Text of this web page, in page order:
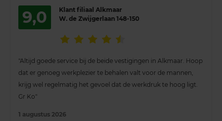
9,0
Klant filiaal Alkmaar
W. de Zwijgerlaan 148-150
"Altijd goede service bij de beide vestigingen in Alkmaar. Hoop
dat er genoeg werkplezier te behalen valt voor de mannen,
krijg wel regelmatig het gevoel dat de werkdruk te hoog ligt.
Gr Ko"
1 augustus 2026